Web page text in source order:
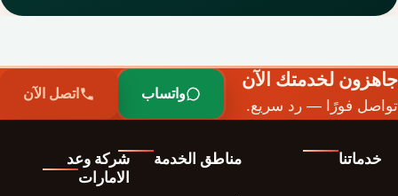
جاهزون لخدمتك الآن
تواصل فورًا — رد سريع.
واتساب اتصل الآن
خدماتنا مناطق الخدمة
شركة وعد
الامارات